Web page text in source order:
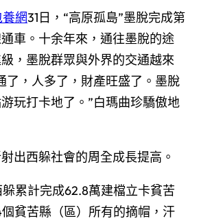
網31日，“高原孤島”墨脫完成第
車。十余年來，通往墨脫的途
，墨脫群眾與外界的交通越來
了，人多了，財產旺盛了。墨脫
玩打卡地了。”白瑪曲珍驕傲地
出西躲社會的周全成長提高。
累計完成62.8萬建檔立卡貧苦
貧苦縣（區）所有的摘帽，汗